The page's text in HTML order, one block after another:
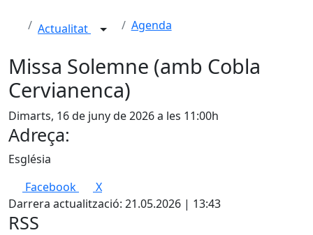
Actualitat Agenda
Missa Solemne (amb Cobla
Cervianenca)
Dimarts, 16 de juny de 2026 a les 11:00h
Adreça:
Església
Facebook
X
Darrera actualització: 21.05.2026 | 13:43
RSS